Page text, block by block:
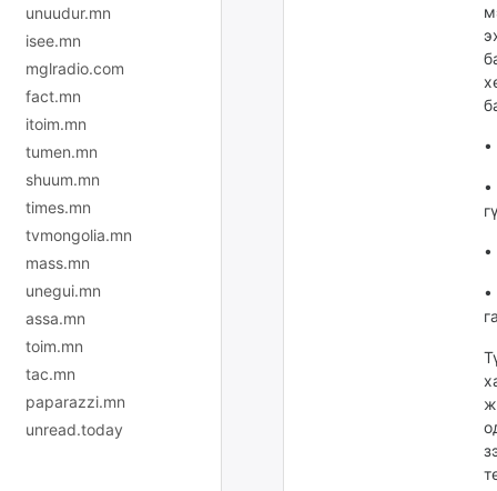
unuudur.mn
isee.mn
mglradio.com
fact.mn
itoim.mn
tumen.mn
shuum.mn
times.mn
tvmongolia.mn
mass.mn
unegui.mn
assa.mn
toim.mn
tac.mn
paparazzi.mn
unread.today
•
•
•